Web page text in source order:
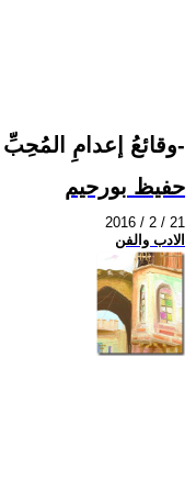
وقائعُ إعدامِ المُحِبِّ -مُمُو-
حفيظ بورحيم
2016 / 2 / 21
الادب والفن